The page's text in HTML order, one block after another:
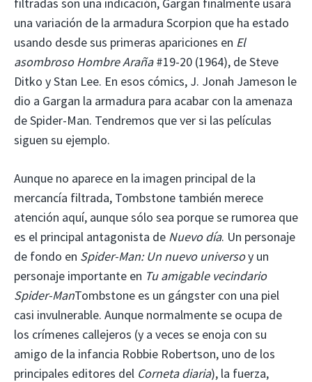
una variación de la armadura Scorpion que ha estado
usando desde sus primeras apariciones en El
asombroso Hombre Araña#19-20 (1964), de Steve
Ditko y Stan Lee. En esos cómics, J. Jonah Jameson le
dio a Gargan la armadura para acabar con la amenaza
de Spider-Man. Tendremos que ver si las películas
siguen su ejemplo.
Aunque no aparece en la imagen principal de la
mercancía filtrada, Tombstone también merece
atención aquí, aunque sólo sea porque se rumorea que
es el principal antagonista de Nuevo día. Un personaje
de fondo en Spider-Man: Un nuevo universoy un
personaje importante en Tu amigable vecindario
Spider-ManTombstone es un gángster con una piel
casi invulnerable. Aunque normalmente se ocupa de
los crímenes callejeros (y a veces se enoja con su
amigo de la infancia Robbie Robertson, uno de los
principales editores del Corneta diaria), la fuerza,